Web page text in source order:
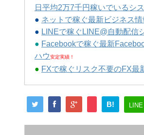
日平均2万7千円稼いでいるシ
● ネットで稼ぐ最新ビジネス情
● LINEで稼ぐLINE@自動配信
● Facebookで稼ぐ最新
ハウ安定実績！
● FXで稼ぐリスク不要のFX最
B! LINE